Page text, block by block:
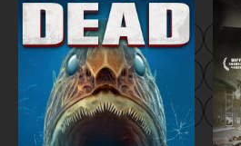
1 2 3 4 5
...